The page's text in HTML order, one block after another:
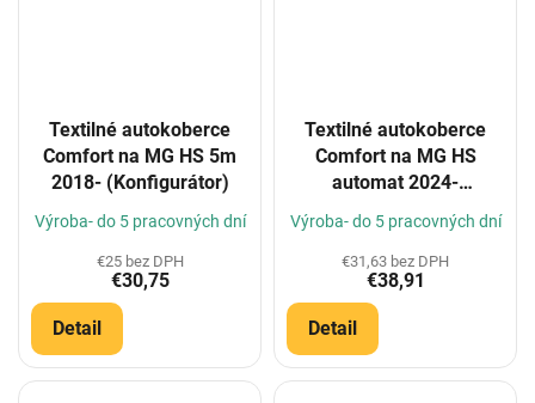
Textilné autokoberce
Comfort na MG HS 5m
2018- (Konfigurátor)
Výroba- do 5 pracovných dní
€25 bez DPH
€30,75
Detail
Textilné autokoberce
Comfort na MG HS
automat 2024-
(Konfigurátor)
Výroba- do 5 pracovných dní
€31,63 bez DPH
€38,91
Detail